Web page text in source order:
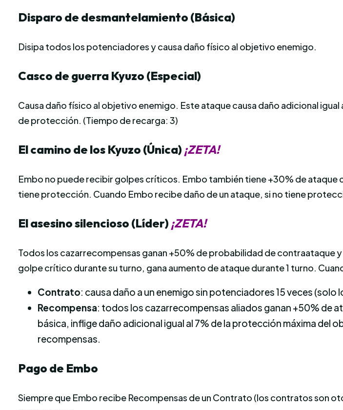
Disparo de desmantelamiento (Básica)
Disipa todos los potenciadores y causa daño físico al objetivo enemigo.
Casco de guerra Kyuzo (Especial)
Causa daño físico al objetivo enemigo. Este ataque causa daño adicional
de protección. (Tiempo de recarga: 3)
El camino de los Kyuzo (Única) ¡ZETA!
Embo no puede recibir golpes críticos. Embo también tiene +30% de
tiene protección. Cuando Embo recibe daño de un ataque, si no tiene
El asesino silencioso (Líder) ¡ZETA!
Todos los cazarrecompensas ganan +50% de probabilidad de contraataque
golpe crítico durante su turno, gana aumento de ataque durante 1 turno.
Contrato: causa daño a un enemigo sin potenciadores 15 veces
Recompensa: todos los cazarrecompensas aliados ganan +50% de
básica, inflige daño adicional igual al 7% de la protección máxima del
recompensas.
Pago de Embo
Siempre que Embo recibe Recompensas de un Contrato (los contratos son